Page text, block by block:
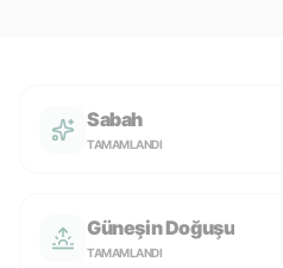
Sabah
TAMAMLANDI
Güneşin Doğuşu
TAMAMLANDI